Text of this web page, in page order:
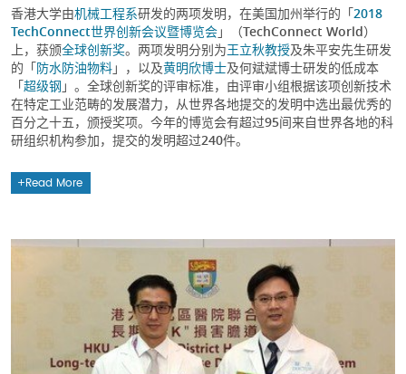
香港大学由机械工程系研发的两项发明，在美国加州举行的「2018
TechConnect世界创新会议暨博览会」（TechConnect World）
上，获颁全球创新奖。两项发明分别为王立秋教授及朱平安先生研发
的「防水防油物料」，以及黄明欣博士及何斌斌博士研发的低成本
「超级钢 」。全球创新奖的评审标准，由评审小组根据该项创新技术
在特定工业范畴的发展潜力，从世界各地提交的发明中选出最优秀的
百分之十五，颁授奖项。今年的博览会有超过95间来自世界各地的科
研组织机构参加，提交的发明超过240件。
Read More